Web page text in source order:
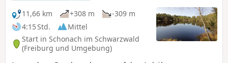
11,66 km
+308 m
-309 m
4:15 Std.
Mittel
Start in Schonach im Schwarzwald
(Freiburg und Umgebung)